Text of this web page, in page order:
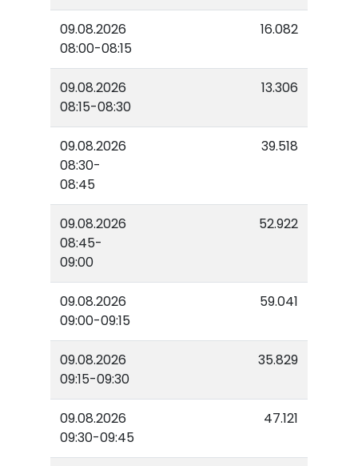
09.08.2026
08:00-08:15
16.082
09.08.2026
08:15-08:30
13.306
09.08.2026
08:30-
08:45
39.518
09.08.2026
08:45-
09:00
52.922
09.08.2026
09:00-09:15
59.041
09.08.2026
09:15-09:30
35.829
09.08.2026
09:30-09:45
47.121